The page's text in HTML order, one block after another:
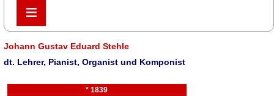
≡
≡
Johann Gustav Eduard Stehle
dt. Lehrer, Pianist, Organist und Komponist
* 1839